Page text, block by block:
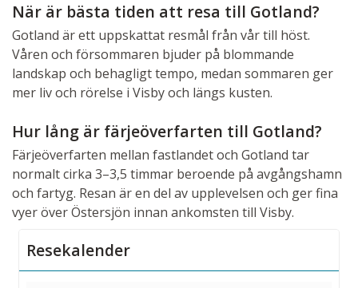
När är bästa tiden att resa till Gotland?
Gotland är ett uppskattat resmål från vår till höst.
Våren och försommaren bjuder på blommande
landskap och behagligt tempo, medan sommaren ger
mer liv och rörelse i Visby och längs kusten.
Hur lång är färjeöverfarten till Gotland?
Färjeöverfarten mellan fastlandet och Gotland tar
normalt cirka 3–3,5 timmar beroende på avgångshamn
och fartyg. Resan är en del av upplevelsen och ger fina
vyer över Östersjön innan ankomsten till Visby.
Resekalender